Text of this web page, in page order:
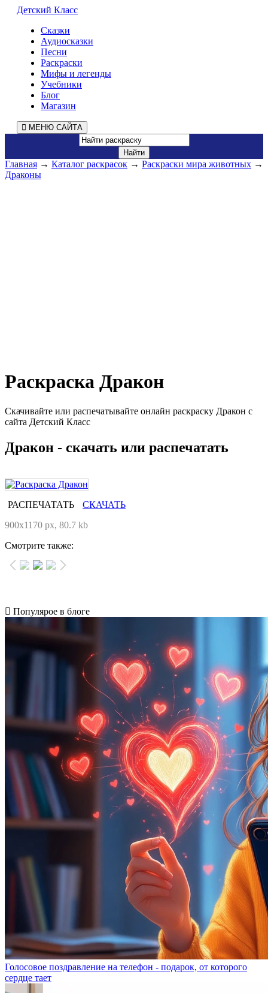
Детский Класс
Сказки
Аудиосказки
Песни
Раскраски
Мифы и легенды
Учебники
Блог
Магазин
МЕНЮ САЙТА
Главная → Каталог раскрасок → Раскраски мира животных →
Драконы
Раскраска Дракон
Скачивайте или распечатывайте онлайн раскраску Дракон с
сайта Детский Класс
Дракон - скачать или распечатать
РАСПЕЧАТАТЬ
СКАЧАТЬ
900x1170 px, 80.7 kb
Смотрите также:
Популярое в блоге
Голосовое поздравление на телефон - подарок, от которого
сердце тает